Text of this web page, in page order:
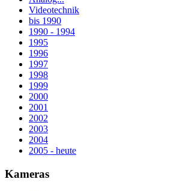
Videotechnik
bis 1990
1990 - 1994
1995
1996
1997
1998
1999
2000
2001
2002
2003
2004
2005 - heute
Kameras